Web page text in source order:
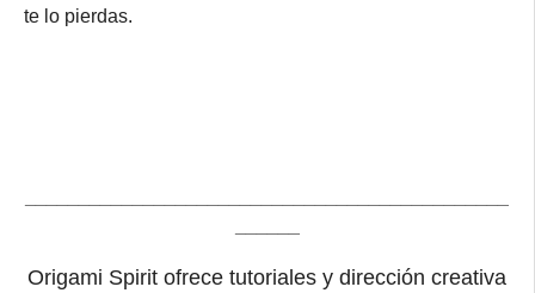
te lo pierdas.
Origami Spirit ofrece tutoriales y dirección creativa